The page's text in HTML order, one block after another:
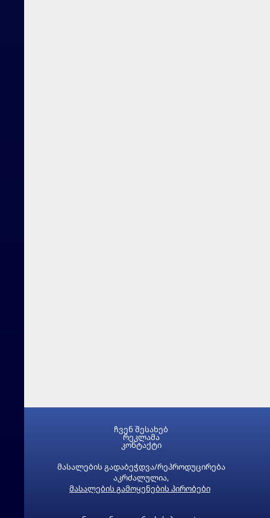
მასალების გადაბეჭდვა/რეპროდუცირება
აკრძალულია,
მასალების გამოყენების პირობები
ჩვენ შესახებ
რეკლამა
კონტაქტი